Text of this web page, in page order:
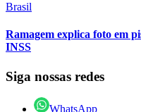
Brasil
Ramagem explica foto em
INSS
Siga nossas redes
WhatsApp